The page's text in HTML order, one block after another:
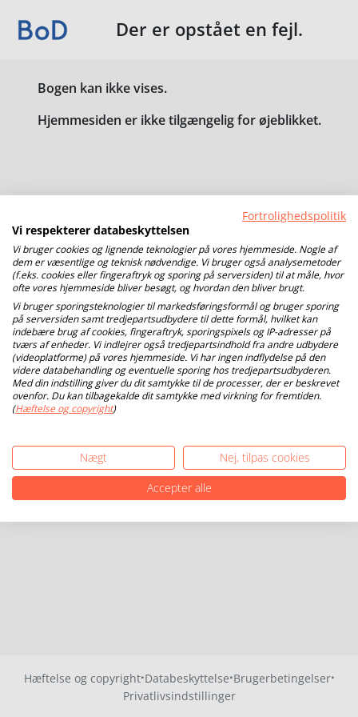
Der er opstået en fejl.
Bogen kan ikke vises.
Hjemmesiden er ikke tilgængelig for øjeblikket.
Hæftelse og copyright·Databeskyttelse·Brugerbetingelser·
Privatlivsindstillinger
Fortrolighedspolitik
Vi respekterer databeskyttelsen
Vi bruger cookies og lignende teknologier på vores hjemmeside. Nogle af
dem er væsentlige og teknisk nødvendige. Vi bruger også analysemetoder
(f.eks. cookies eller fingeraftryk og sporing på serversiden) til at måle, hvor
ofte vores hjemmeside bliver besøgt, og hvordan den bliver brugt.
Vi bruger sporingsteknologier til markedsføringsformål og bruger sporing
på serversiden samt tredjepartsudbydere til dette formål, hvilket kan
indebære brug af cookies, fingeraftryk, sporingspixels og IP-adresser på
tværs af enheder. Vi indlejrer også tredjepartsindhold fra andre udbydere
(videoplatforme) på vores hjemmeside. Vi har ingen indflydelse på den
videre databehandling og eventuelle sporing hos tredjepartsudbyderen.
Med din indstilling giver du dit samtykke til de processer, der er beskrevet
ovenfor. Du kan tilbagekalde dit samtykke med virkning for fremtiden.
(Hæftelse og copyright)
Nægt
Nej, tilpas cookies
Accepter alle